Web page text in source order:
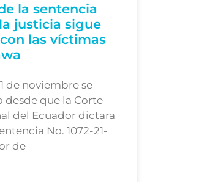
la sentencia
justicia sigue
las víctimas
de noviembre se
desde que la Corte
del Ecuador dictara
No. 1072-21-
de